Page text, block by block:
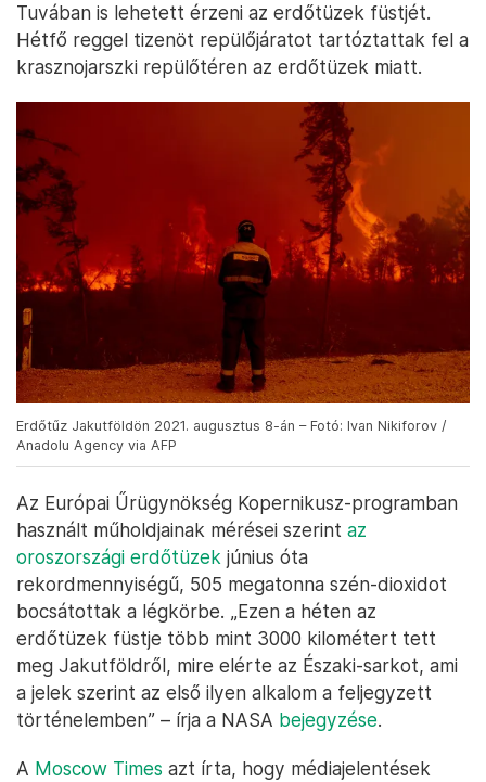
Tuvában is lehetett érzeni az erdőtüzek füstjét.
Hétfő reggel tizenöt repülőjáratot tartóztattak fel a
krasznojarszki repülőtéren az erdőtüzek miatt.
Erdőtűz Jakutföldön 2021. augusztus 8-án – Fotó: Ivan Nikiforov /
Anadolu Agency via AFP
Az Európai Űrügynökség Kopernikusz-programban
használt műholdjainak mérései szerint az
oroszországi erdőtüzek június óta
rekordmennyiségű, 505 megatonna szén-dioxidot
bocsátottak a légkörbe. „Ezen a héten az
erdőtüzek füstje több mint 3000 kilométert tett
meg Jakutföldről, mire elérte az Északi-sarkot, ami
a jelek szerint az első ilyen alkalom a feljegyzett
történelemben” – írja a NASA bejegyzése.
A Moscow Times azt írta, hogy médiajelentések